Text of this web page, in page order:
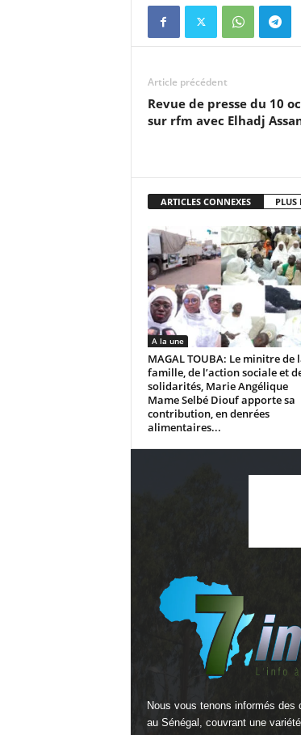
Article précédent
Revue de presse du 10
sur rfm avec Elhadj
ARTICLES CONNEXES PLUS
A la une
MAGAL TOUBA: Le minitre de
famille, de l’action sociale et
solidarités, Marie Angélique
Mame Selbé Diouf apporte sa
contribution, en denrées
alimentaires...
Nous vous tenons informés des
au Sénégal, couvrant une